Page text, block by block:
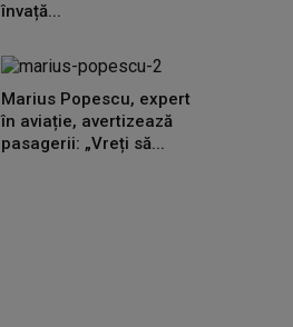
învață...
Marius Popescu, expert
în aviație, avertizează
pasagerii: „Vreți să...